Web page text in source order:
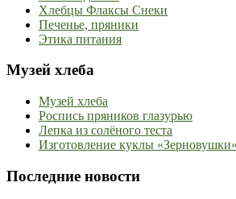
Хлебцы Флаксы Снеки
Печенье, пряники
Этика питания
Музей хлеба
Музей хлеба
Роспись пряников глазурью
Лепка из солёного теста
Изготовление куклы «Зерновушки»
Последние новости